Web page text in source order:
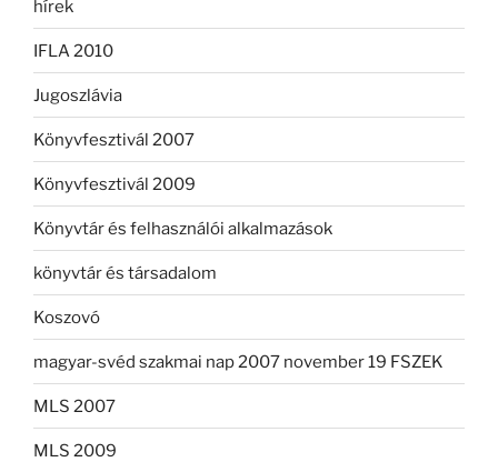
hírek
IFLA 2010
Jugoszlávia
Könyvfesztivál 2007
Könyvfesztivál 2009
Könyvtár és felhasználói alkalmazások
könyvtár és társadalom
Koszovó
magyar-svéd szakmai nap 2007 november 19 FSZEK
MLS 2007
MLS 2009